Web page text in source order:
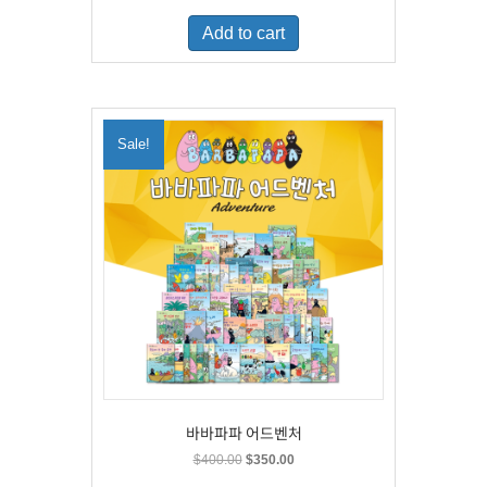
was:
$500.00.
is:
Add to cart
Sale!
바바파파 어드벤처
$400.00 Original
$350.00Current